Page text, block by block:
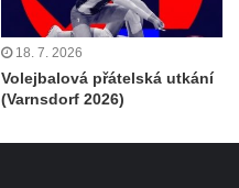
18. 7. 2026
Volejbalová přátelská utkání
(Varnsdorf 2026)